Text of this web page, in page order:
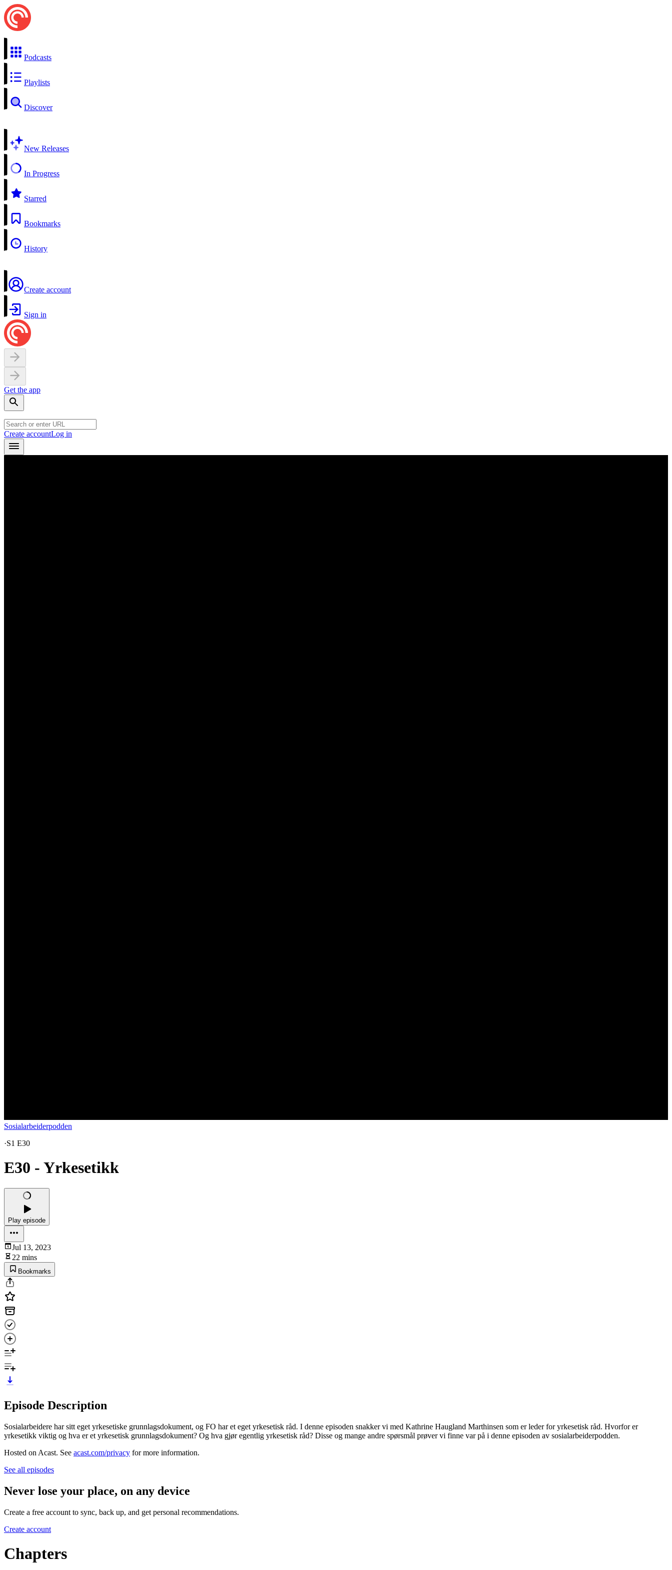
Podcasts
Playlists
Discover
New Releases
In Progress
Starred
Bookmarks
History
Create account
Sign in
Get the app
Create accountLog in
Sosialarbeiderpodden
·S1 E30
E30 - Yrkesetikk
Play episode
Jul 13, 2023
22 mins
Bookmarks
Episode Description
Sosialarbeidere har sitt eget yrkesetiske grunnlagsdokument, og FO har et eget yrkesetisk råd. I denne episoden snakker vi med Kathrine Haugland Marthinsen som er leder for yrkesetisk råd. Hvorfor er
yrkesetikk viktig og hva er et yrkesetisk grunnlagsdokument? Og hva gjør egentlig yrkesetisk råd? Disse og mange andre spørsmål prøver vi finne var på i denne episoden av sosialarbeiderpodden.
Hosted on Acast. See acast.com/privacy for more information.
See all episodes
Never lose your place, on any device
Create a free account to sync, back up, and get personal recommendations.
Create account
Chapters